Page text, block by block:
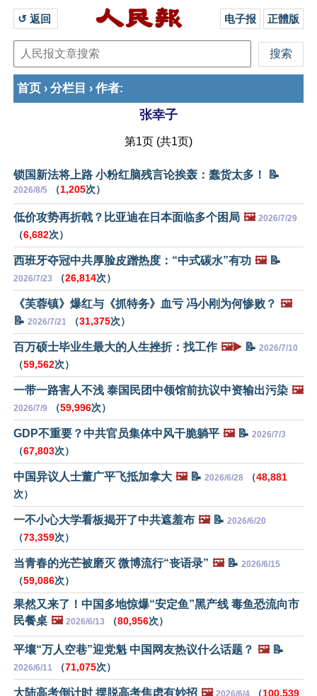
↺ 返回 电子报 正體版
首页 › 分栏目 › 作者:
张幸子
第1页 (共1页)
锁国新法将上路 小粉红脑残言论挨轰：蠢货太多！ 📝
2026/8/5 （1,205次）
低价攻势再折戟？比亚迪在日本面临多个困局 🖼️ 2026/7/29
（6,682次）
西班牙夺冠中共厚脸皮蹭热度：“中式碳水”有功 🖼️📝
2026/7/23 （26,814次）
《芙蓉镇》爆红与《抓特务》血亏 冯小刚为何惨败？ 🖼️
📝 2026/7/21 （31,375次）
百万硕士毕业生最大的人生挫折：找工作 🖼️▶️ 📝 2026/7/10
（59,562次）
一带一路害人不浅 泰国民团中领馆前抗议中资输出污染 🖼️
2026/7/9 （59,996次）
GDP不重要？中共官员集体中风干脆躺平 🖼️📝 2026/7/3
（67,803次）
中国异议人士董广平飞抵加拿大 🖼️📝 2026/6/28 （48,881
次）
一不小心大学看板揭开了中共遮羞布 🖼️📝 2026/6/20
（73,359次）
当青春的光芒被磨灭 微博流行“丧语录” 🖼️📝 2026/6/15
（59,086次）
果然又来了！中国多地惊爆“安定鱼”黑产线 毒鱼恐流向市
民餐桌 🖼️ 2026/6/13 （80,956次）
平壤“万人空巷”迎党魁 中国网友热议什么话题？ 🖼️📝
2026/6/11 （71,075次）
大陆高考倒计时 摆脱高考焦虑有妙招 🖼️ 2026/6/4 （100,539